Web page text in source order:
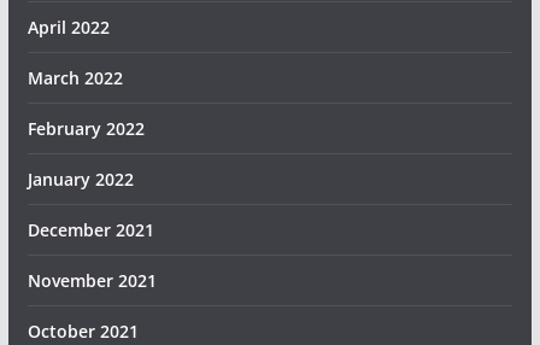
April 2022
March 2022
February 2022
January 2022
December 2021
November 2021
October 2021